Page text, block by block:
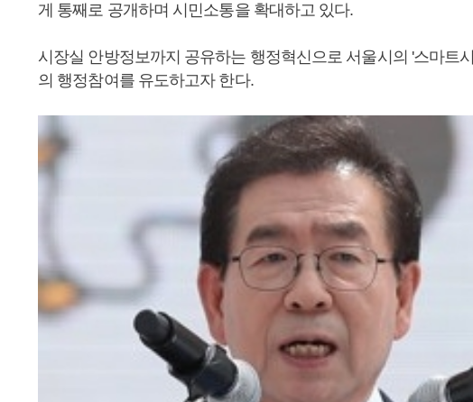
게 통째로 공개하며 시민소통을 확대하고 있다.
시장실 안방정보까지 공유하는 행정혁신으로 서울시의 '스마트
의 행정참여를 유도하고자 한다.